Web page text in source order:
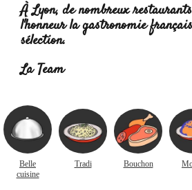
À Lyon, de nombreux
l'honneur lagastronomie
sélection.
La Team
Belle
cuisine
Tradi Bouchon